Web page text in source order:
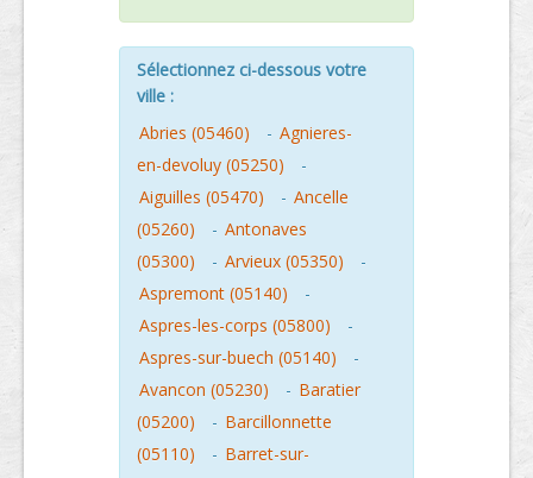
Sélectionnez ci-dessous votre
ville :
Abries (05460)
- Agnieres-
en-devoluy (05250)
-
Aiguilles (05470)
- Ancelle
(05260)
- Antonaves
(05300)
- Arvieux (05350)
-
Aspremont (05140)
-
Aspres-les-corps (05800)
-
Aspres-sur-buech (05140)
-
Avancon (05230)
- Baratier
(05200)
- Barcillonnette
(05110)
- Barret-sur-